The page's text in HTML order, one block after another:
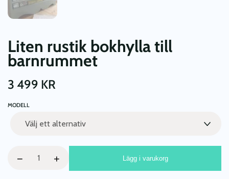
Liten rustik bokhylla till
barnrummet
3 499 KR
MODELL
rustik
− + Lägg i varukorg